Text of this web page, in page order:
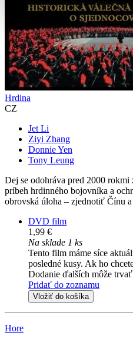
Hrdina
CZ
Jet Li
Ziyi Zhang
Donnie Yen
Tony Leung
Dej se odohráva pred 2000
príbeh hrdinného bojovníka a
obrovská úloha – zjednotiť Čínu
DVD film
1,99 €
Na sklade 1 ks
Tento film máme síce
posledné kusy. Ak ho
Dodanie ďalších môže
Pridať do zoznamu
Vložiť do košíka
Hore